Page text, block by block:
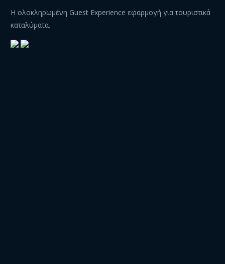
Η ολοκληρωμένη Guest Experience εφαρμογή για τουριστικά
καταλύματα.